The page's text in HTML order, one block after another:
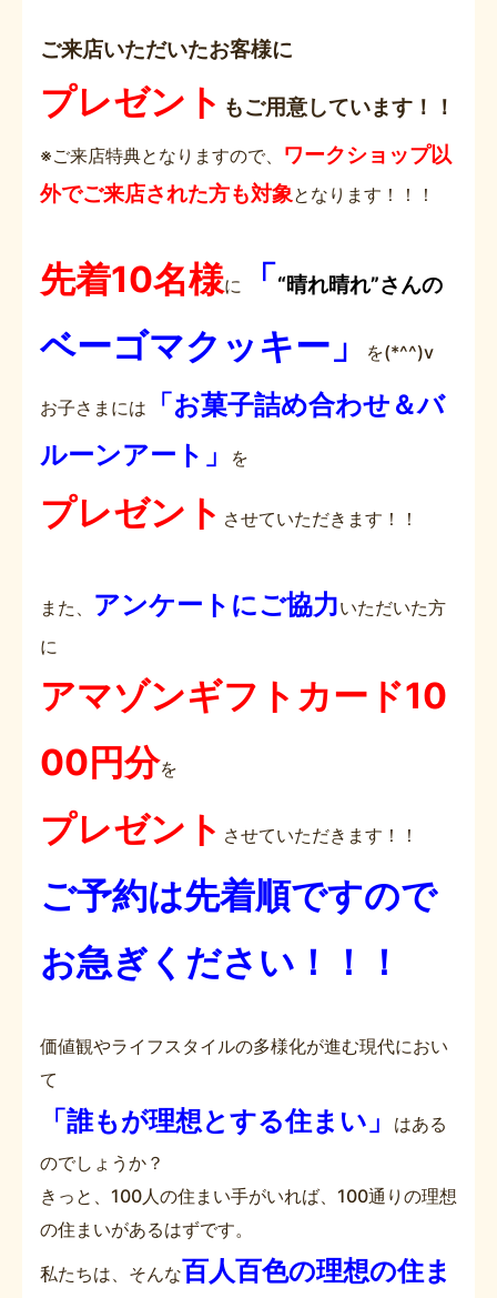
ご来店いただいたお客様に
プレゼント もご用意しています！！
※ご来店特典となりますので、 ワークショップ以
外でご来店された方も対象となります！！！
先着10名様に 「“晴れ晴れ”さんの
ベーゴマクッキー」 を(*^^)v
お子さまには
「お菓子詰め合わせ＆バ
ルーンアート」
を
プレゼント させていただきます！！
また、 アンケートにご協力いただいた方
に
アマゾンギフトカード10
00円分を
プレゼント させていただきます！！
ご予約は先着順ですので
お急ぎください！！！
価値観やライフスタイルの多様化が進む現代におい
て
「誰もが理想とする住まい」
はある
のでしょうか？
きっと、100人の住まい手がいれば、100通りの理想
の住まいがあるはずです。
私たちは、そんな百人百色の理想の住ま